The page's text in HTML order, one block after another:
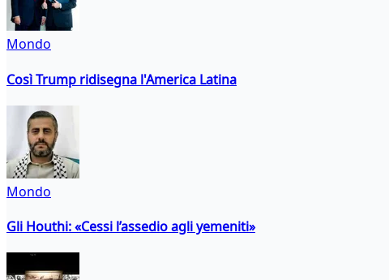
Mondo
Così Trump ridisegna l'America Latina
Mondo
Gli Houthi: «Cessi l’assedio agli yemeniti»